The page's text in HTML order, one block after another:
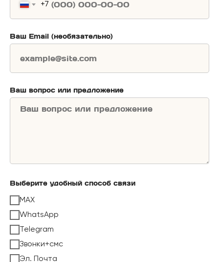
+7
Ваш Email (необязательно)
Ваш вопрос или предложение
Выберите удобный способ связи
MAX
WhatsApp
Telegram
Звонки+смс
Эл. Почта